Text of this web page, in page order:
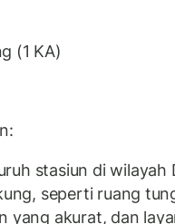
(1 KA)
stasiun di wilayah
seperti ruang
yang akurat, dan